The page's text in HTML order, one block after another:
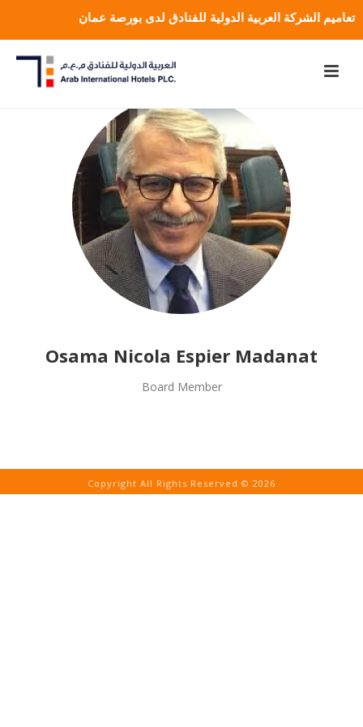
تعاميم الشركة العربية الدولية للفنادق لدى بورصة عمان
Osama Nicola Espier Madanat
Board Member
Copyright All Rights Reserved © 2026